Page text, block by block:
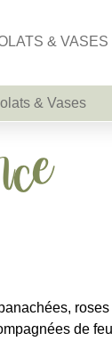
& VASES
& Vases
roses
de